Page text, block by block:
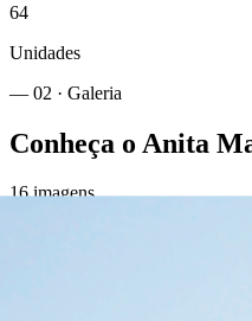
64
Unidades
— 02 · Galeria
Conheça o Anita
16imagens